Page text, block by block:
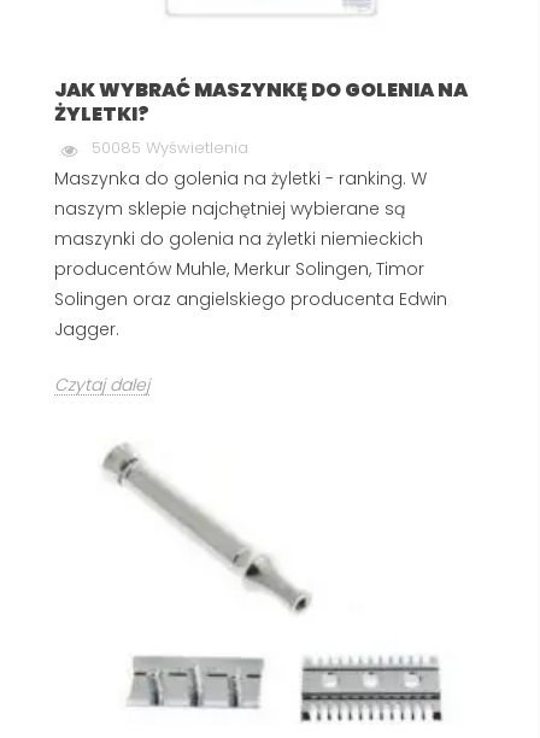
JAK WYBRAĆ MASZYNKĘ DO GOLENIA NA
ŻYLETKI?
50085 Wyświetlenia
Maszynka do golenia na żyletki - ranking. W
naszym sklepie najchętniej wybierane są
maszynki do golenia na żyletki niemieckich
producentów Muhle, Merkur Solingen, Timor
Solingen oraz angielskiego producenta Edwin
Jagger.
Czytaj dalej